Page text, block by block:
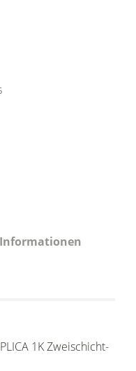
1K Zweischicht-